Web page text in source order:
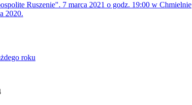
Ruszenie". 7 marca 2021 o godz. 19:00 w Chmielnie
2020.
roku